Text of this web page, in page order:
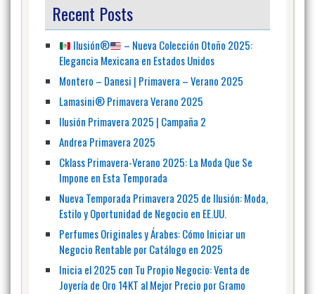
Recent Posts
Ilusión®️
– Nueva Colección Otoño 2025:
Elegancia Mexicana en Estados Unidos
Montero – Danesi | Primavera – Verano 2025
Lamasini® Primavera Verano 2025
Ilusión Primavera 2025 | Campaña 2
Andrea Primavera 2025
Cklass Primavera-Verano 2025: La Moda Que Se
Impone en Esta Temporada
Nueva Temporada Primavera 2025 de Ilusión: Moda,
Estilo y Oportunidad de Negocio en EE.UU.
Perfumes Originales y Árabes: Cómo Iniciar un
Negocio Rentable por Catálogo en 2025
Inicia el 2025 con Tu Propio Negocio: Venta de
Joyería de Oro 14KT al Mejor Precio por Gramo